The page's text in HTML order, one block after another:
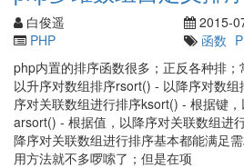
白俊遥
2015-
PHP
函数
php内置的排序函数很多；正反各种排
以升序对数组排序rsort() - 以降序对数
序对关联数组进行排序ksort() - 根据键
arsort() - 根据值，以降序对关联数组进
降序对关联数组进行排序基本都能满足
用方法就不多啰嗦了；但是在项